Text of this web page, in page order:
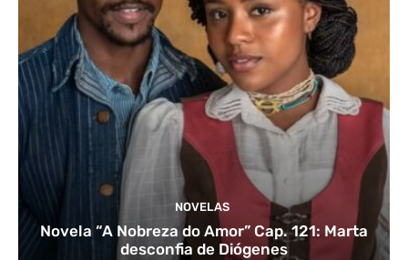
NOVELAS
Novela “A Nobreza do Amor” Cap. 121: Marta
desconfia de Diógenes